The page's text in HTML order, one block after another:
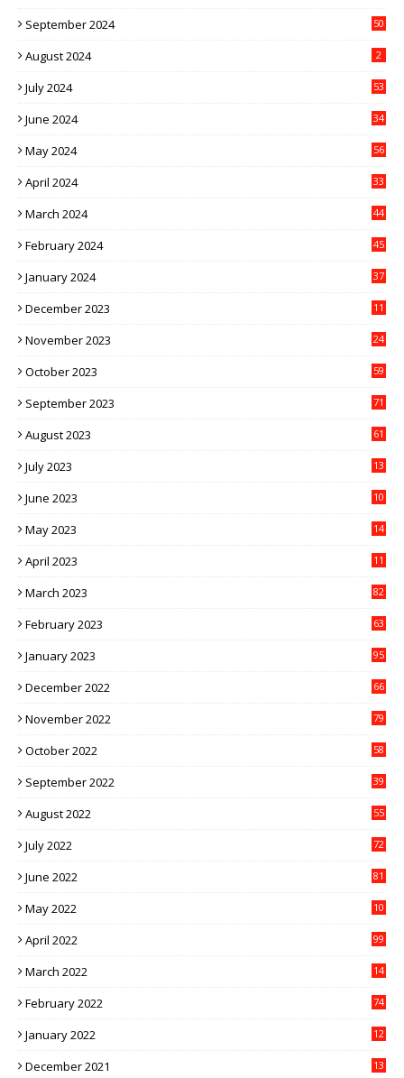
September 2024 50
August 2024 2
July 2024 53
June 2024 34
May 2024 56
April 2024 33
March 2024 44
February 2024 45
January 2024 37
December 2023 11
November 2023 24
October 2023 59
September 2023 71
August 2023 61
July 2023
13
June 2023
10
May 2023
14
April 2023
11
March 2023 82
February 2023 63
January 2023 95
December 2022 66
November 2022 79
October 2022 58
September 2022 39
August 2022 55
July 2022 72
June 2022 81
May 2022
10
April 2022 99
March 2022
14
February 2022 74
January 2022
12
December 2021
13